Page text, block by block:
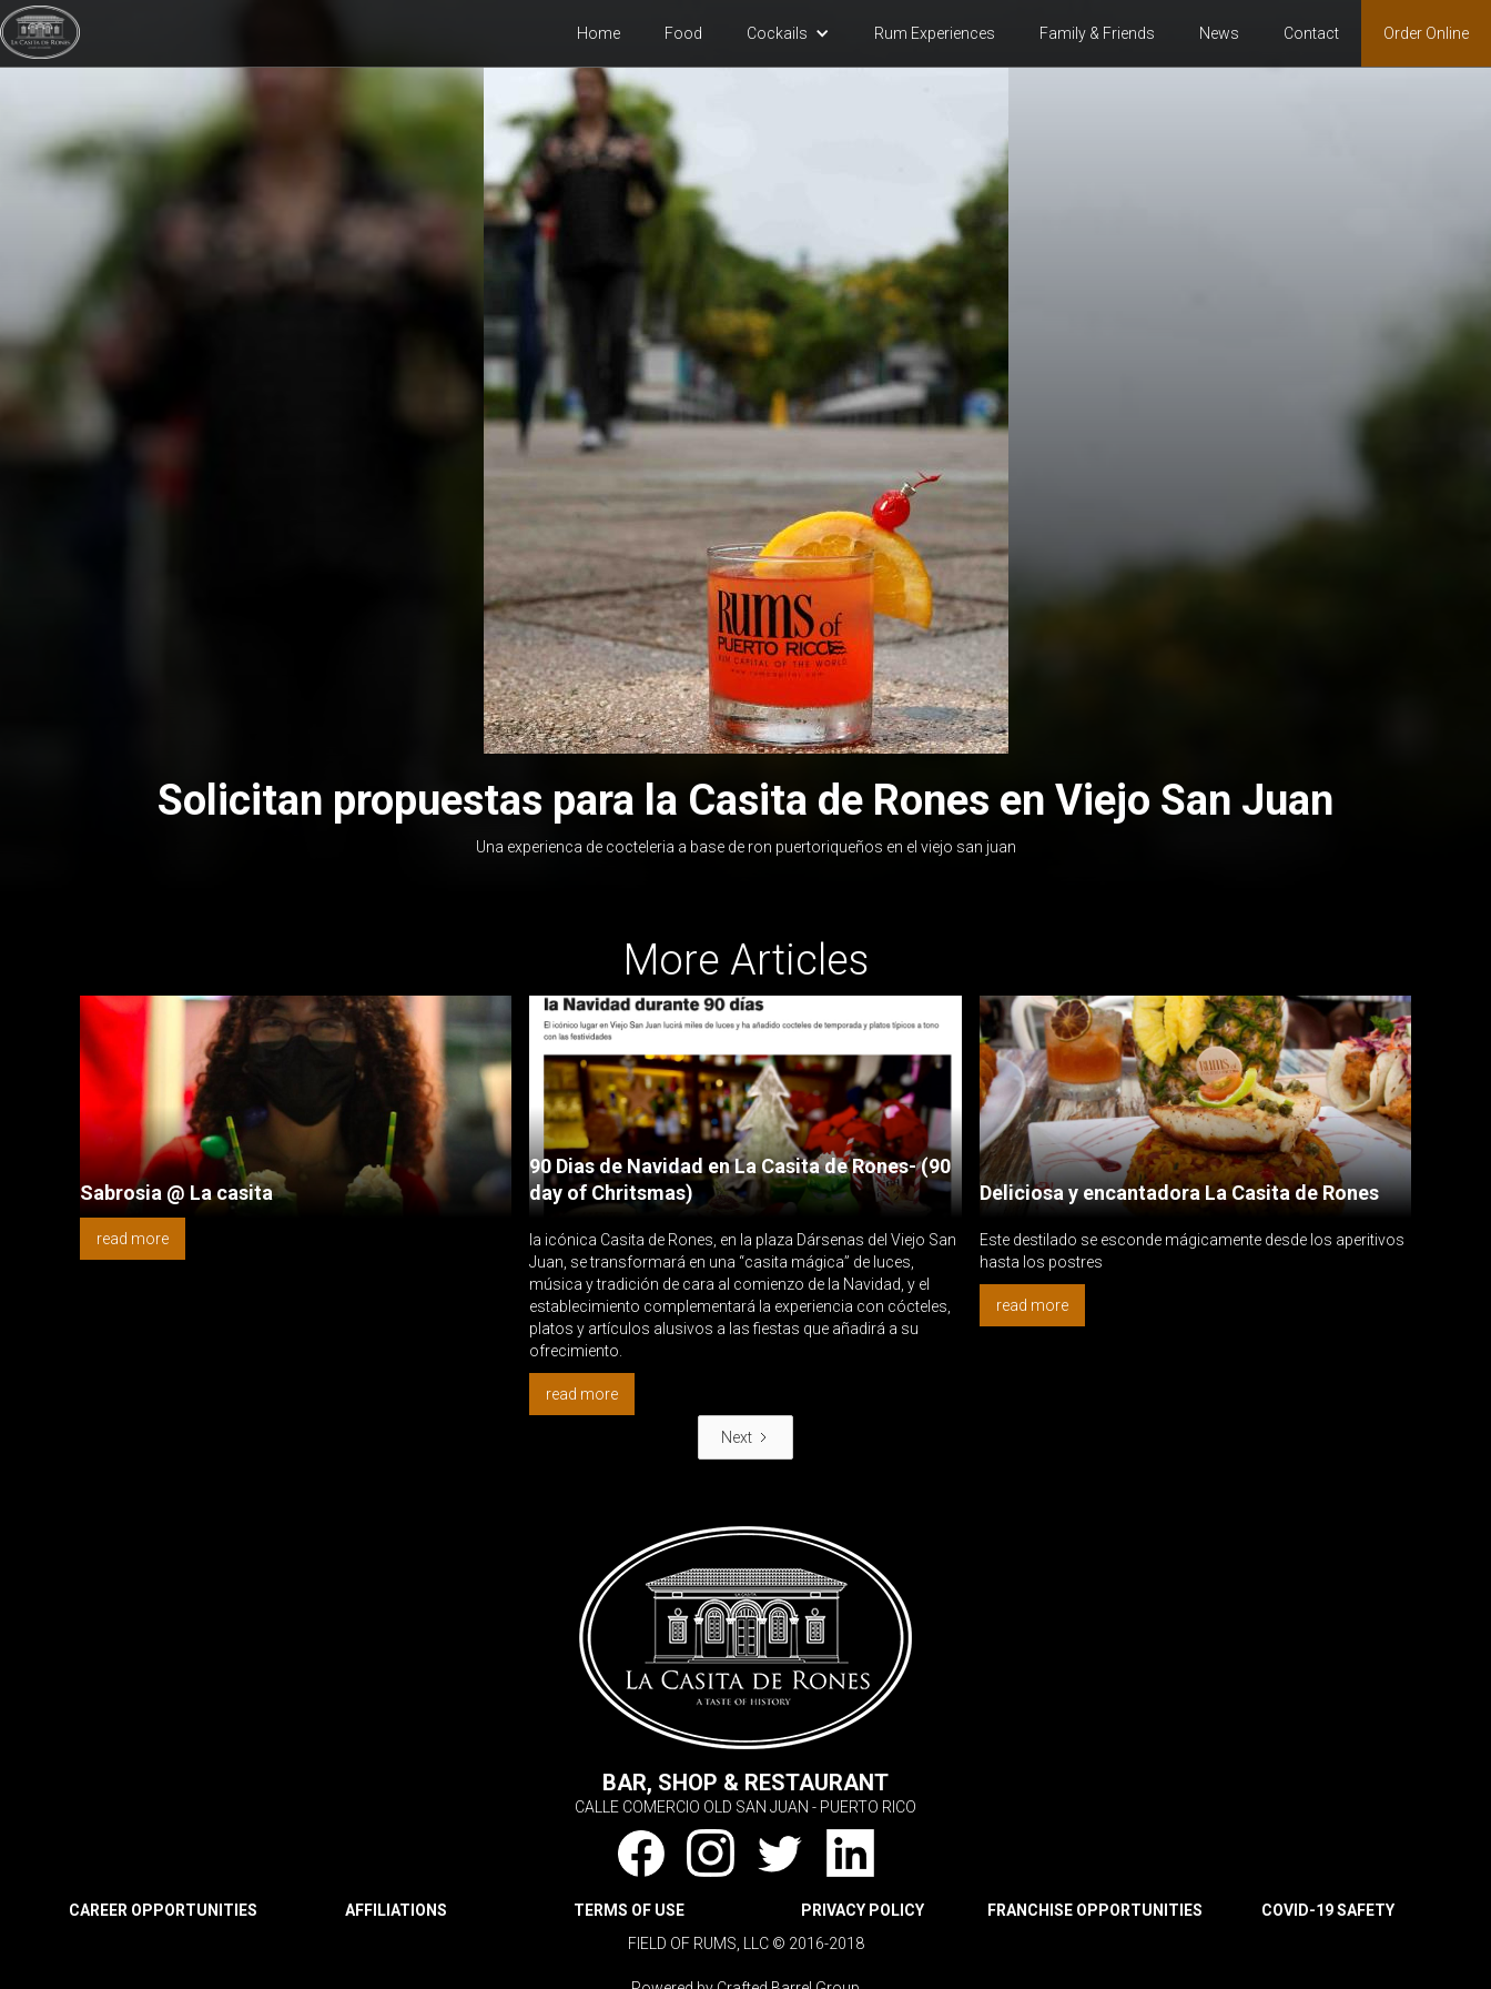
Home Food Cockails Rum Experiences Family & Friends News Contact Order Online
Solicitan propuestas para la Casita de Rones en Viejo San Juan
Una experienca de cocteleria a base de ron puertoriqueños en el viejo san juan
More Articles
Sabrosia @ La casita
read more
90 Dias de Navidad en La Casita de Rones- (90
day of Chritsmas)
la icónica Casita de Rones, en la plaza Dársenas del Viejo San
Juan, se transformará en una “casita mágica” de luces,
música y tradición de cara al comienzo de la Navidad, y el
establecimiento complementará la experiencia con cócteles,
platos y artículos alusivos a las fiestas que añadirá a su
ofrecimiento.
read more
Deliciosa y encantadora La Casita de Rones
Este destilado se esconde mágicamente desde los aperitivos
hasta los postres
read more
Next
BAR, SHOP & RESTAURANT
CALLE COMERCIO OLD SAN JUAN - PUERTO RICO
CAREER OPPORTUNITIES AFFILIATIONS TERMS OF USE PRIVACY POLICY FRANCHISE OPPORTUNITIES
COVID-19 SAFETY
FIELD OF RUMS, LLC © 2016-2018